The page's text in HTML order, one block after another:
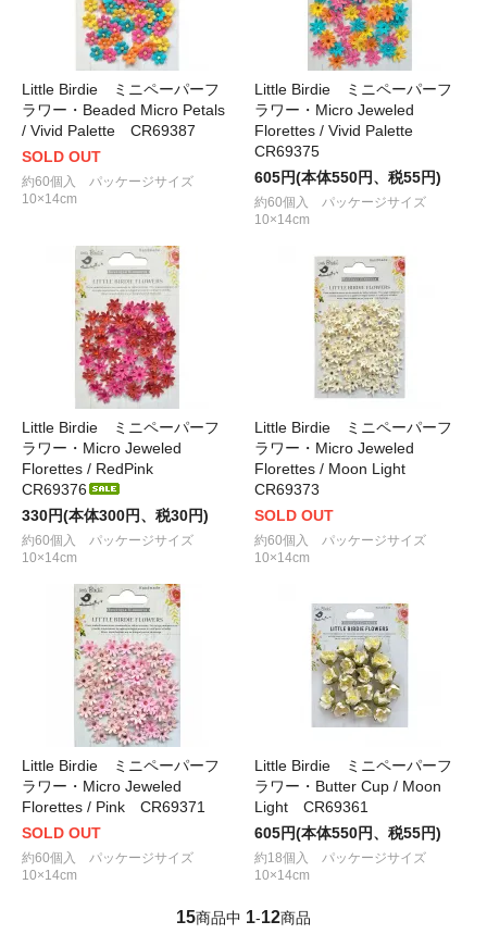
Little Birdie ミニペーパーフ
ラワー・Beaded Micro Petals
/ Vivid Palette CR69387
SOLD OUT
約60個入 パッケージサイズ
10×14cm
Little Birdie ミニペーパーフ
ラワー・Micro Jeweled
Florettes / Vivid Palette
CR69375
605円(本体550円、税55円)
約60個入 パッケージサイズ
10×14cm
Little Birdie ミニペーパーフ
ラワー・Micro Jeweled
Florettes / RedPink
CR69376
330円(本体300円、税30円)
約60個入 パッケージサイズ
10×14cm
Little Birdie ミニペーパーフ
ラワー・Micro Jeweled
Florettes / Moon Light
CR69373
SOLD OUT
約60個入 パッケージサイズ
10×14cm
Little Birdie ミニペーパーフ
ラワー・Micro Jeweled
Florettes / Pink CR69371
SOLD OUT
約60個入 パッケージサイズ
10×14cm
Little Birdie ミニペーパーフ
ラワー・Butter Cup / Moon
Light CR69361
605円(本体550円、税55円)
約18個入 パッケージサイズ
10×14cm
15商品中 1-12商品